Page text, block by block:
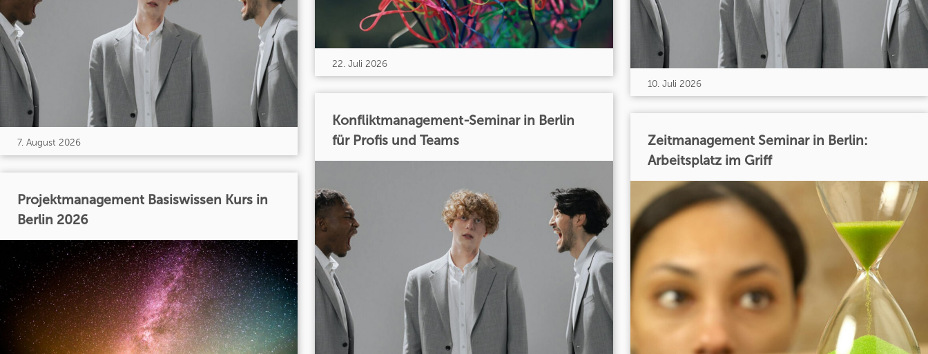
7. August 2026
Projektmanagement Basiswissen Kurs in
Berlin 2026
22. Juli 2026
Konfliktmanagement-Seminar in Berlin
für Profis und Teams
10. Juli 2026
Zeitmanagement Seminar in Berlin:
Arbeitsplatz im Griff